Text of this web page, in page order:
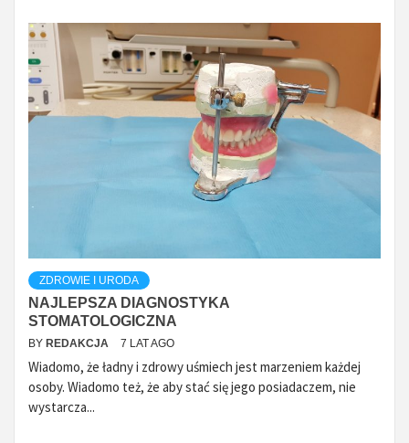
ZDROWIE I URODA
NAJLEPSZA DIAGNOSTYKA
STOMATOLOGICZNA
BY REDAKCJA 7 LAT AGO
Wiadomo, że ładny i zdrowy uśmiech jest marzeniem każdej
osoby. Wiadomo też, że aby stać się jego posiadaczem, nie
wystarcza...